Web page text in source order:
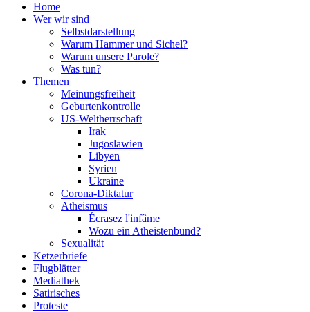
Home
Wer wir sind
Selbstdarstellung
Warum Hammer und Sichel?
Warum unsere Parole?
Was tun?
Themen
Meinungsfreiheit
Geburtenkontrolle
US-Weltherrschaft
Irak
Jugoslawien
Libyen
Syrien
Ukraine
Corona-Diktatur
Atheismus
Écrasez l'infâme
Wozu ein Atheistenbund?
Sexualität
Ketzerbriefe
Flugblätter
Mediathek
Satirisches
Proteste